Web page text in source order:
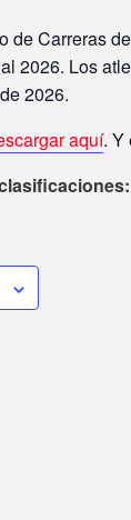
de Carreras
2026. Los
2026.
aquí. Y